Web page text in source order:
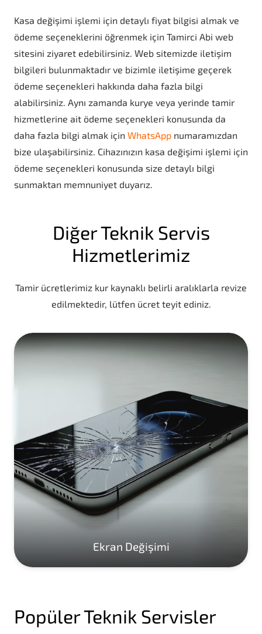
Kasa değişimi işlemi için detaylı fiyat bilgisi almak ve
ödeme seçeneklerini öğrenmek için Tamirci Abi web
sitesini ziyaret edebilirsiniz. Web sitemizde iletişim
bilgileri bulunmaktadır ve bizimle iletişime geçerek
ödeme seçenekleri hakkında daha fazla bilgi
alabilirsiniz. Aynı zamanda kurye veya yerinde tamir
hizmetlerine ait ödeme seçenekleri konusunda da
daha fazla bilgi almak için WhatsApp numaramızdan
bize ulaşabilirsiniz. Cihazınızın kasa değişimi işlemi için
ödeme seçenekleri konusunda size detaylı bilgi
sunmaktan memnuniyet duyarız.
Diğer Teknik Servis
Hizmetlerimiz
Tamir ücretlerimiz kur kaynaklı belirli aralıklarla revize
edilmektedir, lütfen ücret teyit ediniz.
Ekran Değişimi
Popüler Teknik Servisler